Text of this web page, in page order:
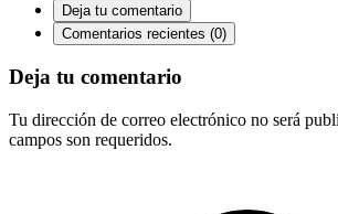
Deja tu comentario
Comentarios recientes (0)
Deja tu comentario
Tu dirección de correo electrónico no será
campos son requeridos.